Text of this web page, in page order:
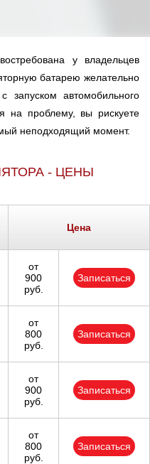
у владельцев
батарею желательно
запуском автомобильного
на проблему, вы рискуете
неподходящий момент.
- ЦЕНЫ
Цена
от
900
руб.
Записаться
от
800
руб.
Записаться
от
900
руб.
Записаться
от
800
руб.
Записаться